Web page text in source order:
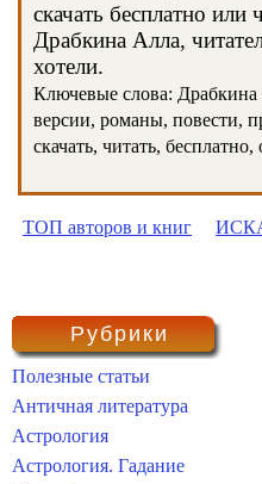
скачать бесплатно или
Драбкина Алла,
хотели.
Ключевые слова:
версии, романы, повести,
скачать, читать,
ТОП авторов и книг
Рубрики
Полезные статьи
Античная литература
Астрология
Астрология. Гадание